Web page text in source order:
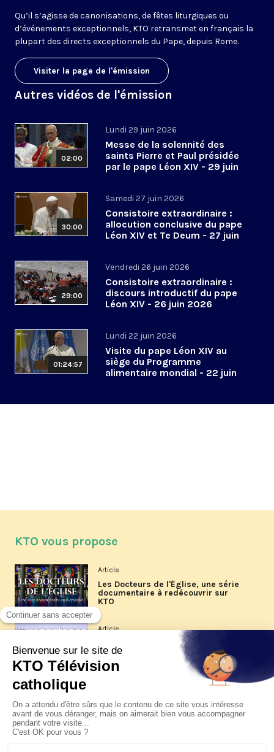
Qu’il s’agisse de canonisations, de fêtes liturgiques ou
d’événements exceptionnels, KTO retransmet en français la
plupart des directs exceptionnels du Pape, depuis Rome.
Visiter la page de l'émission
Autres vidéos de l'émission
02:00
Lundi 29 juin 2026
Messe de la solennité des
saints Pierre et Paul présidée
par le pape Léon XIV - 29 juin
30:00
Samedi 27 juin 2026
Consistoire extraordinaire :
allocution conclusive du pape
Léon XIV et Te Deum - 27 juin
29:00
Vendredi 26 juin 2026
Consistoire extraordinaire :
discours introductif du pape
Léon XIV - 26 juin 2026
01:24:57
Lundi 22 juin 2026
Visite du pape Léon XIV au
siège du Programme
alimentaire mondial - 22 juin
KTO vous propose
Article
Les Docteurs de l'Église, une série
documentaire à redécouvrir sur
KTO
Article
Les reportages d'été 2026 de KTO
La visite pastorale du pape Léon
XIV à Assise à suivre sur KTO le
jeudi 6 août